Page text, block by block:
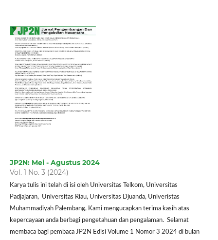
JP2N: Mei - Agustus 2024
Vol. 1 No. 3 (2024)
Karya tulis ini telah di isi oleh Universitas Telkom, Universitas
Padjajaran, Universitas Riau, Universitas Djuanda, Univeristas
Muhammadiyah Palembang, Kami mengucapkan terima kasih atas
kepercayaan anda berbagi pengetahuan dan pengalaman. Selamat
membaca bagi pembaca JP2N Edisi Volume 1 Nomor 3 2024 di bulan